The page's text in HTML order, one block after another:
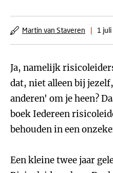
Martin van Staveren | 1
Ja, namelijk
dat, niet alleen bij
anderen' om je heen?
boek Iedereen
behouden in een
Een kleine twee jaar